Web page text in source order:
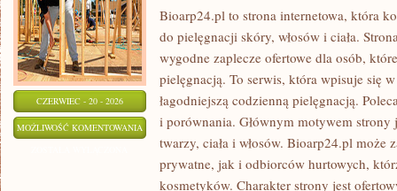
CZERWIEC - 20 - 2026
MOŻLIWOŚĆ KOMENTOWANIA KOSMETYKI
ZERO
WASTE
Bioarp24.pl to strona internetowa, która
do pielęgnacji skóry, włosów i ciała.
wygodne zaplecze ofertowe dla osób,
pielęgnacją. To serwis, która wpisuje się
łagodniejszą codzienną pielęgnacją.
i porównania. Głównym motywem strony
twarzy, ciała i włosów. Bioarp24.pl może
prywatne, jak i odbiorców hurtowych,
kosmetyków. Charakter strony jest